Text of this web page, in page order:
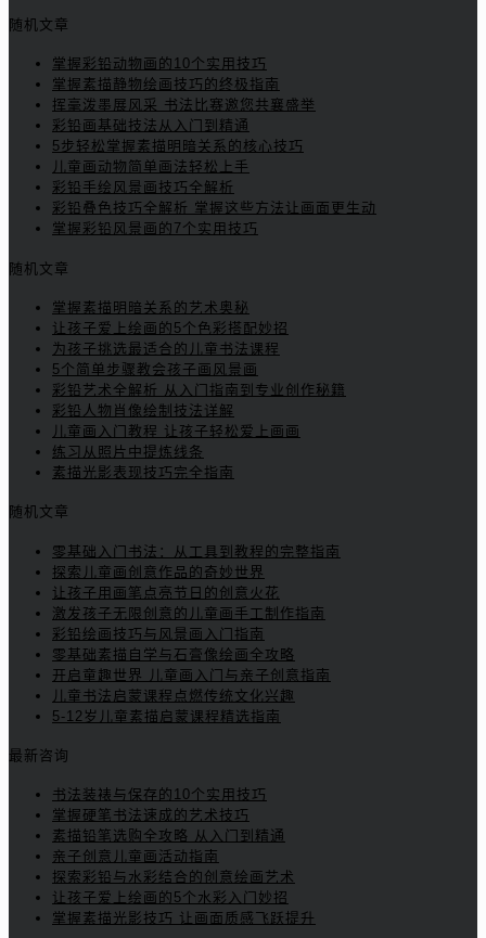
随机文章
掌握彩铅动物画的10个实用技巧
掌握素描静物绘画技巧的终极指南
挥毫泼墨展风采 书法比赛邀您共襄盛举
彩铅画基础技法从入门到精通
5步轻松掌握素描明暗关系的核心技巧
儿童画动物简单画法轻松上手
彩铅手绘风景画技巧全解析
彩铅叠色技巧全解析 掌握这些方法让画面更生动
掌握彩铅风景画的7个实用技巧
随机文章
掌握素描明暗关系的艺术奥秘
让孩子爱上绘画的5个色彩搭配妙招
为孩子挑选最适合的儿童书法课程
5个简单步骤教会孩子画风景画
彩铅艺术全解析 从入门指南到专业创作秘籍
彩铅人物肖像绘制技法详解
儿童画入门教程 让孩子轻松爱上画画
练习从照片中提炼线条
素描光影表现技巧完全指南
随机文章
零基础入门书法：从工具到教程的完整指南
探索儿童画创意作品的奇妙世界
让孩子用画笔点亮节日的创意火花
激发孩子无限创意的儿童画手工制作指南
彩铅绘画技巧与风景画入门指南
零基础素描自学与石膏像绘画全攻略
开启童趣世界 儿童画入门与亲子创意指南
儿童书法启蒙课程点燃传统文化兴趣
5-12岁儿童素描启蒙课程精选指南
最新咨询
书法装裱与保存的10个实用技巧
掌握硬笔书法速成的艺术技巧
素描铅笔选购全攻略 从入门到精通
亲子创意儿童画活动指南
探索彩铅与水彩结合的创意绘画艺术
让孩子爱上绘画的5个水彩入门妙招
掌握素描光影技巧 让画面质感飞跃提升